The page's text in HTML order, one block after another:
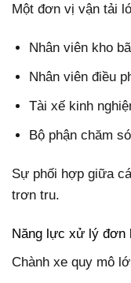
Một đơn vị vận tải
Nhân viên kho
Nhân viên điều
Tài xế kinh
Bộ phận chăm
Sự phối hợp giữa
trơn tru.
Năng lực xử lý đơn
Chành xe quy mô